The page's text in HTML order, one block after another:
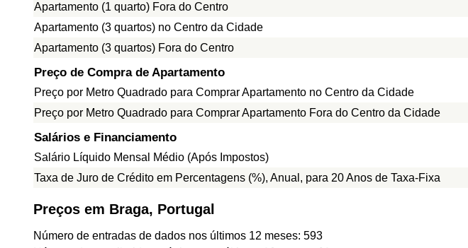
Apartamento (1 quarto) Fora do Centro
Apartamento (3 quartos) no Centro da Cidade
Apartamento (3 quartos) Fora do Centro
Preço de Compra de Apartamento
Preço por Metro Quadrado para Comprar Apartamento no Centro da Cidade
Preço por Metro Quadrado para Comprar Apartamento Fora do Centro da Cidade
Salários e Financiamento
Salário Líquido Mensal Médio (Após Impostos)
Taxa de Juro de Crédito em Percentagens (%), Anual, para 20 Anos de Taxa-Fixa
Preços em Braga, Portugal
Número de entradas de dados nos últimos 12 meses: 593